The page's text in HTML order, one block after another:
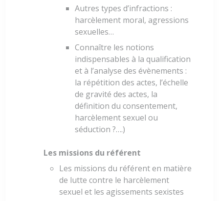
Autres types d’infractions :
harcèlement moral, agressions
sexuelles…
Connaître les notions
indispensables à la qualification
et à l’analyse des évènements :
la répétition des actes, l’échelle
de gravité des actes, la
définition du consentement,
harcèlement sexuel ou
séduction ?….)
Les missions du référent
Les missions du référent en matière
de lutte contre le harcèlement
sexuel et les agissements sexistes